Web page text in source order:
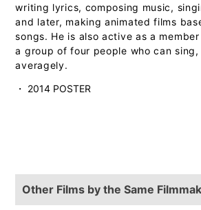
writing lyrics, composing music,
and later, making animated films
songs. He is also active as a
a group of four people who can
averagely.
・ 2014 POSTER
Other Films by the Same